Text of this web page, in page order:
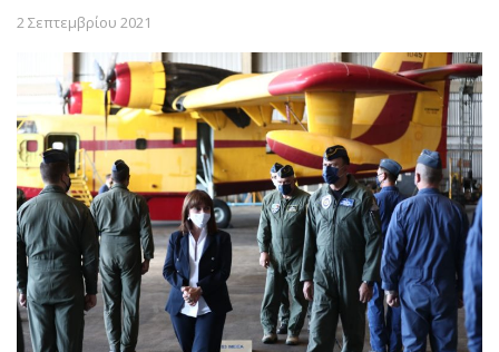
2 Σεπτεμβρίου 2021